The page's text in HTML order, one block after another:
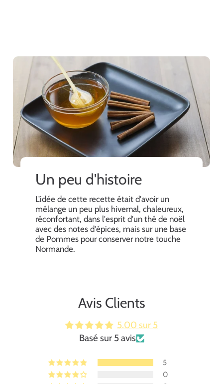
Un peu d'histoire
L'idée de cette recette était d'avoir un
mélange un peu plus hivernal, chaleureux,
réconfortant, dans l'esprit d'un thé de noël
avec des notes d'épices, mais sur une base
de Pommes pour conserver notre touche
Normande.
Avis Clients
5.00 sur 5
Basé sur 5 avis
5
0